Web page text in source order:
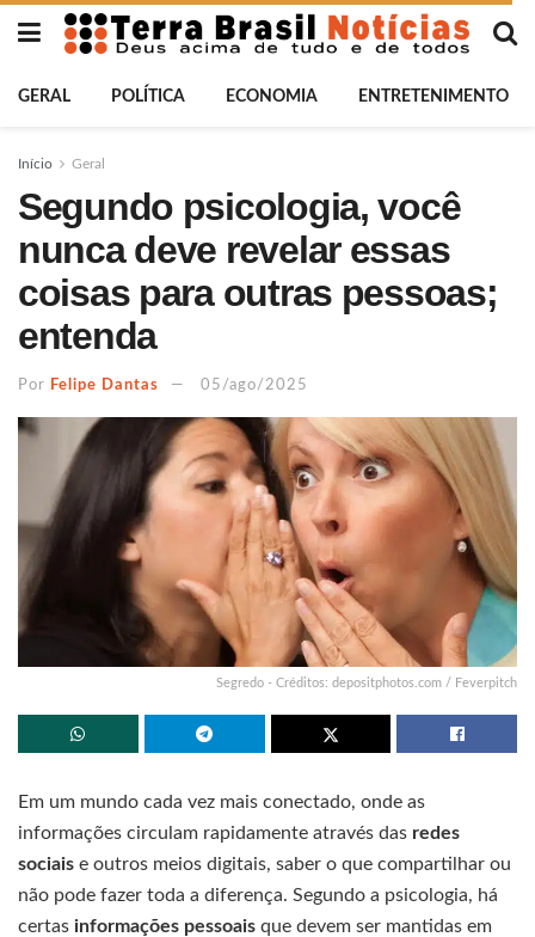
GERAL POLÍTICA ECONOMIA ENTRETENIMENTO
Início Geral
Segundo psicologia, você
nunca deve revelar essas
coisas para outras pessoas;
entenda
Por Felipe Dantas 05/ago/2025
Segredo - Créditos: depositphotos.com / Feverpitch
Em um mundo cada vez mais conectado, onde as
informações circulam rapidamente através das redes
sociais e outros meios digitais, saber o que compartilhar ou
não pode fazer toda a diferença. Segundo a psicologia, há
certas informações pessoais que devem ser mantidas em